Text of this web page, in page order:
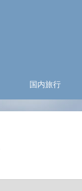
国内旅行